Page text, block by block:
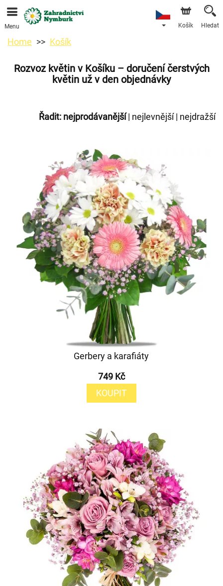
Objednávky přes e-shop přijímáme. Nejbližší možné
doručení je od 11.8.2026 z důvodu dovolené.
Menu Košík Hledat
Home Košík
Rozvoz květin v Košíku – doručení čerstvých
květin už v den objednávky
Řadit: nejprodávanější| nejlevnější| nejdražší
Gerbery a karafiáty
749 Kč
KOUPIT